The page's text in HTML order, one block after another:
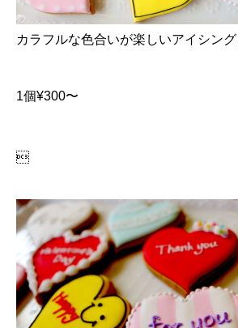
カラフルな色合いが楽しいアイシン
1個¥300〜
